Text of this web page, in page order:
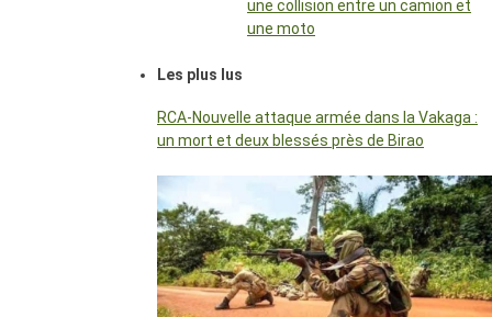
une collision entre un camion et
une moto
Les plus lus
RCA-Nouvelle attaque armée dans la Vakaga :
un mort et deux blessés près de Birao